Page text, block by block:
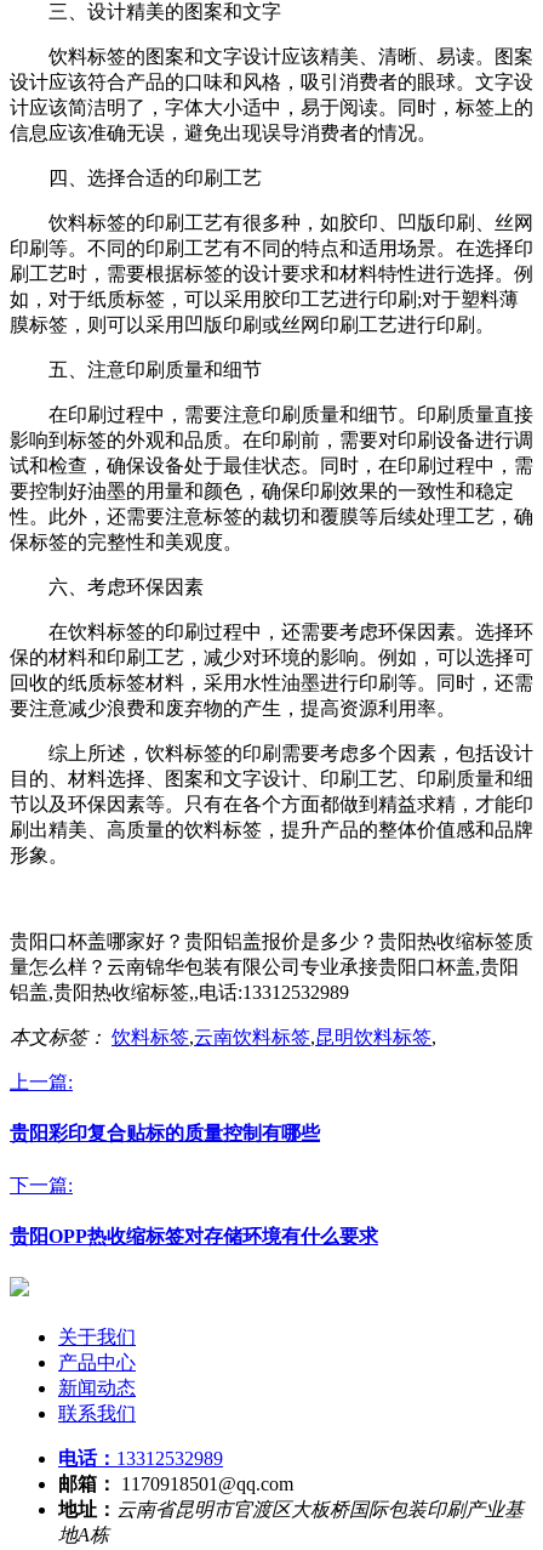
三、设计精美的图案和文字
饮料标签的图案和文字设计应该精美、清晰、易读。图案
设计应该符合产品的口味和风格，吸引消费者的眼球。文字设
计应该简洁明了，字体大小适中，易于阅读。同时，标签上的
信息应该准确无误，避免出现误导消费者的情况。
四、选择合适的印刷工艺
饮料标签的印刷工艺有很多种，如胶印、凹版印刷、丝网
印刷等。不同的印刷工艺有不同的特点和适用场景。在选择印
刷工艺时，需要根据标签的设计要求和材料特性进行选择。例
如，对于纸质标签，可以采用胶印工艺进行印刷;对于塑料薄
膜标签，则可以采用凹版印刷或丝网印刷工艺进行印刷。
五、注意印刷质量和细节
在印刷过程中，需要注意印刷质量和细节。印刷质量直接
影响到标签的外观和品质。在印刷前，需要对印刷设备进行调
试和检查，确保设备处于最佳状态。同时，在印刷过程中，需
要控制好油墨的用量和颜色，确保印刷效果的一致性和稳定
性。此外，还需要注意标签的裁切和覆膜等后续处理工艺，确
保标签的完整性和美观度。
六、考虑环保因素
在饮料标签的印刷过程中，还需要考虑环保因素。选择环
保的材料和印刷工艺，减少对环境的影响。例如，可以选择可
回收的纸质标签材料，采用水性油墨进行印刷等。同时，还需
要注意减少浪费和废弃物的产生，提高资源利用率。
综上所述，饮料标签的印刷需要考虑多个因素，包括设计
目的、材料选择、图案和文字设计、印刷工艺、印刷质量和细
节以及环保因素等。只有在各个方面都做到精益求精，才能印
刷出精美、高质量的饮料标签，提升产品的整体价值感和品牌
形象。
贵阳口杯盖哪家好？贵阳铝盖报价是多少？贵阳热收缩标签质
量怎么样？云南锦华包装有限公司专业承接贵阳口杯盖,贵阳
铝盖,贵阳热收缩标签,,电话:13312532989
本文标签： 饮料标签,云南饮料标签,昆明饮料标签,
上一篇:
贵阳彩印复合贴标的质量控制有哪些
下一篇:
贵阳OPP热收缩标签对存储环境有什么要求
关于我们
产品中心
新闻动态
联系我们
电话： 13312532989
邮箱：
1170918501@qq.com
地址： 云南省昆明市官渡区大板桥国际包装印刷产业基
地A栋